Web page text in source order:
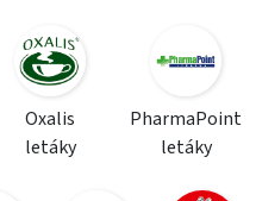
Oxalis
letáky
PharmaPoint
letáky